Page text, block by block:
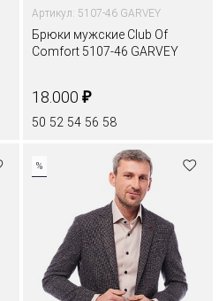
Артикул: 5107-46 GARVEY
Брюки мужские Club Of
Comfort 5107-46 GARVEY
18.000 ₽
50 52 54 56 58
%